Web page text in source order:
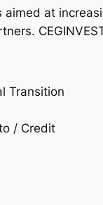
aimed at
Transition
/ Credit